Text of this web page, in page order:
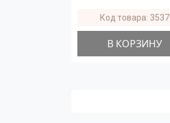
Код товара: 3537
В КОРЗИНУ